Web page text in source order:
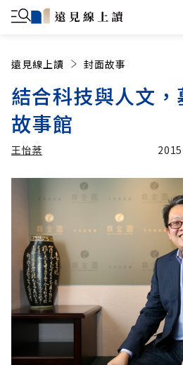
遠見線上讀 封面故事
結合科技與人文
故事館
王怡棻
王怡棻 加入追